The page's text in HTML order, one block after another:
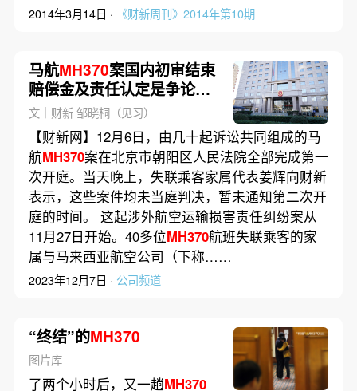
2014年3月14日 · 《财新周刊》2014年第10期
马航MH370案国内初审结束
赔偿金及责任认定是争论焦
点
文｜财新 邹晓桐（见习）
【财新网】12月6日，由几十起诉讼共同组成的马
航MH370案在北京市朝阳区人民法院全部完成第一
次开庭。当天晚上，失联乘客家属代表姜辉向财新
表示，这些案件均未当庭判决，暂未通知第二次开
庭的时间。 这起涉外航空运输损害责任纠纷案从
11月27日开始。40多位MH370航班失联乘客的家
属与马来西亚航空公司（下称……
2023年12月7日 · 公司频道
“终结”的MH370
图片库
了两个小时后，又一趟MH370